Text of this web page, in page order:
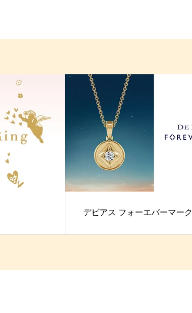
デビアス フォーエバーマーク